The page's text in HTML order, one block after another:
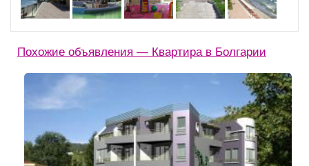
Похожие объявления — Квартира в Болгарии